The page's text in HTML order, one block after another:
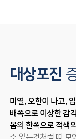
대상포진
미열, 오한이 나고,
배쪽으로 이상한 감
몸의 한쪽으로 적색
수 있는것처럼 띠 모